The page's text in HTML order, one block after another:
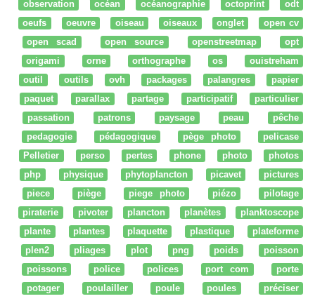
observation
océan océanographie octoprint
odt
oeufs
oeuvre oiseau oiseaux onglet
open cv
open scad
open source openstreetmap
opt
origami
orne orthographe os
ouistreham
outil
outils ovh packages palangres
papier
paquet
parallax partage participatif
particulier
passation
patrons paysage peau
pêche
pedagogie
pédagogique pège photo
pelicase
Pelletier
perso pertes phone photo
photos
php
physique phytoplancton picavet
pictures
piece
piège piege photo piézo
pilotage
piraterie
pivoter plancton planètes
planktoscope
plante
plantes plaquette plastique
plateforme
plen2
pliages plot png poids
poisson
poissons
police polices port com
porte
potager
poulailler poule poules
préciser